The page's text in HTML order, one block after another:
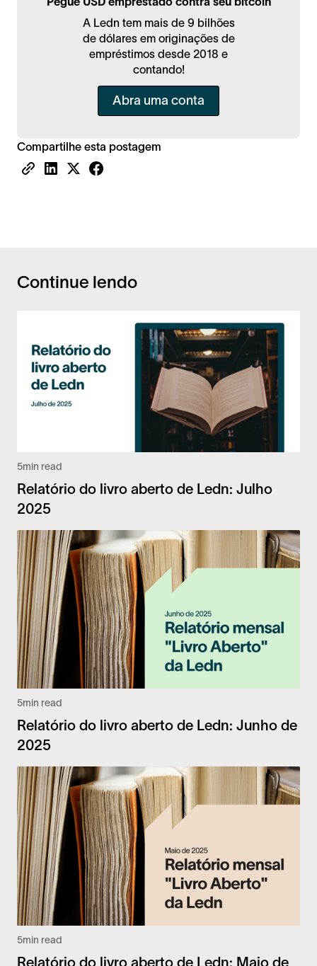
A Ledn tem mais de 9 bilhões
de dólares em originações de
empréstimos desde 2018 e
contando!
Abra uma conta
Compartilhe esta postagem
Continue lendo
5min read
Relatório do livro aberto de Ledn: Julho
2025
5min read
Relatório do livro aberto de Ledn: Junho de
2025
5min read
Relatório do livro aberto de Ledn: Maio de